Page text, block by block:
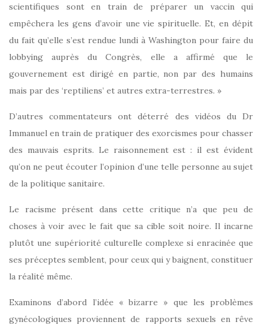
scientifiques sont en train de préparer un vaccin qui
empêchera les gens d’avoir une vie spirituelle. Et, en dépit
du fait qu’elle s’est rendue lundi à Washington pour faire du
lobbying auprès du Congrès, elle a affirmé que le
gouvernement est dirigé en partie, non par des humains
mais par des ‘reptiliens’ et autres extra-terrestres. »
D’autres commentateurs ont déterré des vidéos du Dr
Immanuel en train de pratiquer des exorcismes pour chasser
des mauvais esprits. Le raisonnement est : il est évident
qu’on ne peut écouter l’opinion d’une telle personne au sujet
de la politique sanitaire.
Le racisme présent dans cette critique n’a que peu de
choses à voir avec le fait que sa cible soit noire. Il incarne
plutôt une supériorité culturelle complexe si enracinée que
ses préceptes semblent, pour ceux qui y baignent, constituer
la réalité même.
Examinons d’abord l’idée « bizarre » que les problèmes
gynécologiques proviennent de rapports sexuels en rêve